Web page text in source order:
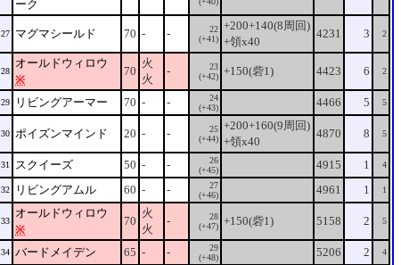
ーク
27 マグマシールド 70 - -
22
(+41)
+200+140(8周回)
+領x40
4231 3 2
28
オールドウィロウ
※
70
火
火
-
23
(+42) +150(砦1) 4423 6 2
29 リビングアーマー 70 - -
24
(+43)
4466 5 5
30 ポイズンマインド 20 - -
25
(+44)
+200+160(9周回)
+領x40
4870 8 5
31 スクイーズ 50 - -
26
(+45)
4915 1 4
32 リビングアムル 60 - -
27
(+46)
4961 1 1
33
オールドウィロウ
※
70
火
火
-
28
(+47) +150(砦1) 5158 2 5
34 バードメイデン 65 - -
29
(+48)
5206 2 4